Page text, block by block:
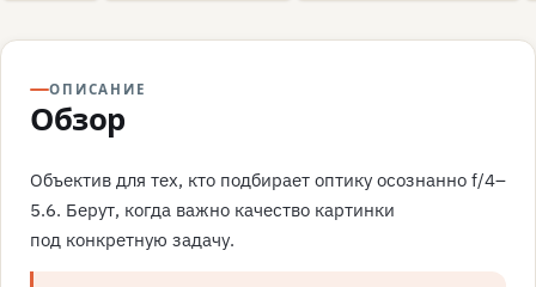
ОПИСАНИЕ
Обзор
Объектив для тех, кто подбирает оптику осознанно f/4–
5.6. Берут, когда важно качество картинки
под конкретную задачу.